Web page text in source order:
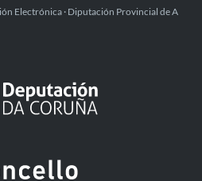
Electrónica · Diputación Provincial de A